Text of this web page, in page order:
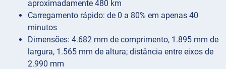
aproximadamente 480 km
Carregamento rápido: de 0 a 80% em apenas 40
minutos
Dimensões: 4.682 mm de comprimento, 1.895 mm de
largura, 1.565 mm de altura; distância entre eixos de
2.990 mm